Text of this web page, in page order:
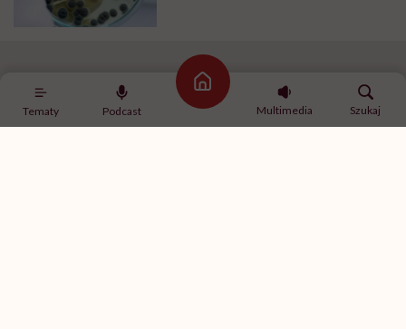
Tematy Podcast
Strona główna
Multimedia
Szukaj
Pleśń na melonie